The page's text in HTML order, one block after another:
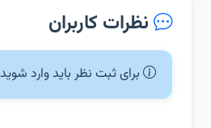
نظرات کاربران
برای ثبت نظر باید وارد